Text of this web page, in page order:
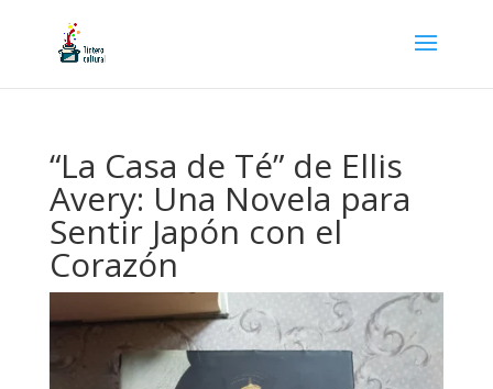
“La Casa de Té” de Ellis
Avery: Una Novela para
Sentir Japón con el
Corazón